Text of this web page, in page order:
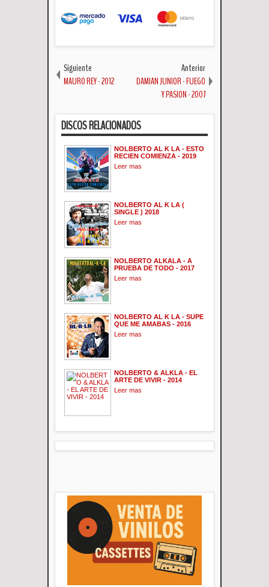
Siguiente
MAURO REY - 2012
Anterior
DAMIAN JUNIOR - FUEGO
Y PASION - 2007
DISCOS RELACIONADOS
NOLBERTO AL K LA - ESTO
RECIEN COMIENZA - 2019
Leer mas
NOLBERTO AL K LA (
SINGLE ) 2018
Leer mas
NOLBERTO ALKALA - A
PRUEBA DE TODO - 2017
Leer mas
NOLBERTO AL K LA - SUPE
QUE ME AMABAS - 2016
Leer mas
NOLBERTO & ALKLA - EL
ARTE DE VIVIR - 2014
Leer mas